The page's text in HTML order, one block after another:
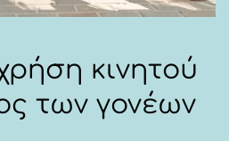
κινητού
των γονέων